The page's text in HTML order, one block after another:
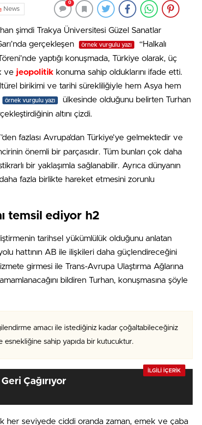
News
0
şimdi Trakya Üniversitesi Güzel Sanatlar
gerçekleşen
örnek vurgulu yazı
“Halkalı
yaptığı konuşmada, Türkiye olarak, üç
ve jeopolitik konuma sahip olduklarını ifade etti.
birikimi ve tarihi sürekliliğiyle hem Asya hem
örnek vurgulu yazı
ülkesinde olduğunu belirten Turhan
altını çizdi.
fazlası Avrupa’dan Türkiye’ye gelmektedir ve
önemli bir parçasıdır. Tüm bunları çok daha
bir yaklaşımla sağlanabilir. Ayrıca dünyanın
fazla birlikte hareket etmesini zorunlu
temsil ediyor h2
tarihsel yükümlülük olduğunu anlatan
hattının AB ile ilişkileri daha güçlendireceğini
girmesi ile Trans-Avrupa Ulaştırma Ağlarına
bildiren Turhan, konuşmasına şöyle
amacı ile istediğiniz kadar çoğaltabileceğiniz
esnekliğine sahip yapıda bir kutucuktur.
İLGİLİ İÇERİK
Çağırıyor
her seviyede ciddi oranda zaman, emek ve çaba